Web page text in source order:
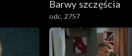
Barwy szczęścia
odc. 2757